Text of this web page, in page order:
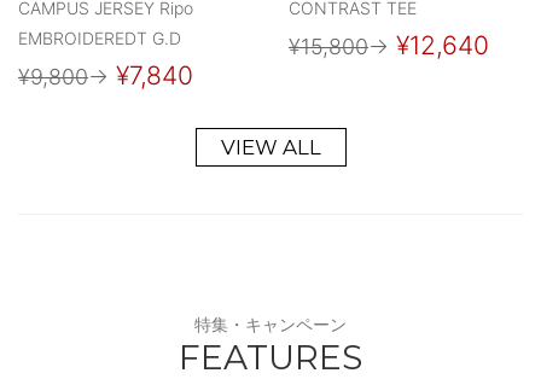
CAMPUS JERSEY Ripo
EMBROIDEREDT G.D
¥9,800→ ¥7,840
CONTRAST TEE
¥15,800→ ¥12,640
VIEW ALL
特集・キャンペーン
FEATURES